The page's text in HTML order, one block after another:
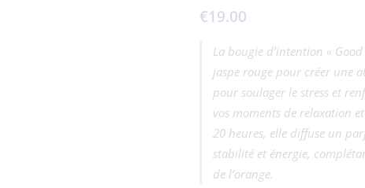
€19.00
La bougie d’intention «
jaspe rouge pour créer une
pour soulager le stress et
vos moments de relaxation
20 heures, elle diffuse un
stabilité et énergie,
de l’orange.